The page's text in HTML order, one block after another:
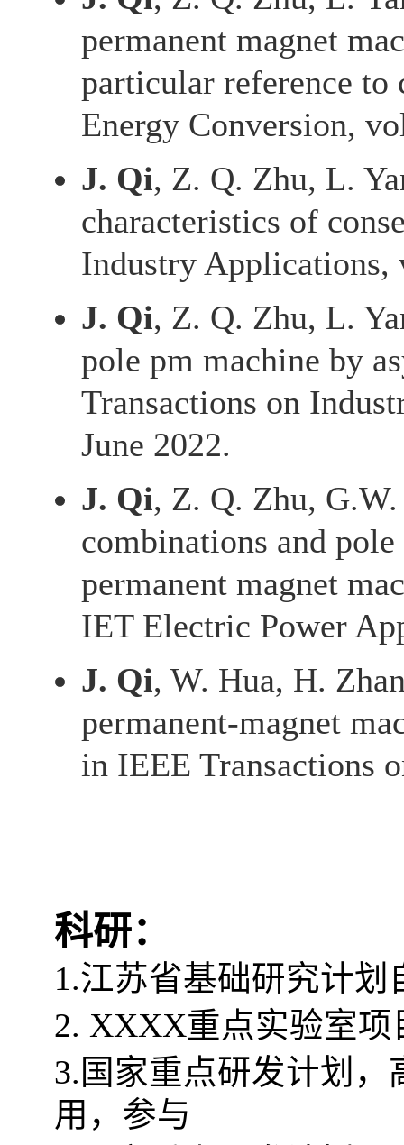
permanent magnet
particular reference to
Energy Conversion,
J. Qi, Z. Q. Zhu, L.
characteristics of
Industry Applications,
J. Qi, Z. Q. Zhu, L.
pole pm machine by
Transactions on
June 2022.
J. Qi, Z. Q. Zhu,
combinations and
permanent magnet
IET Electric Power
J. Qi, W. Hua, H.
permanent-magnet
in IEEE Transactions
科研：
1.江苏省基础研究计划
2. XXXX重点实验室项
3. 国家重点研发计划
用，参与